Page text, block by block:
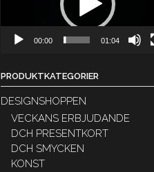
00:00 01:04
PRODUKTKATEGORIER
DESIGNSHOPPEN
VECKANS ERBJUDANDE
DCH PRESENTKORT
DCH SMYCKEN
KONST